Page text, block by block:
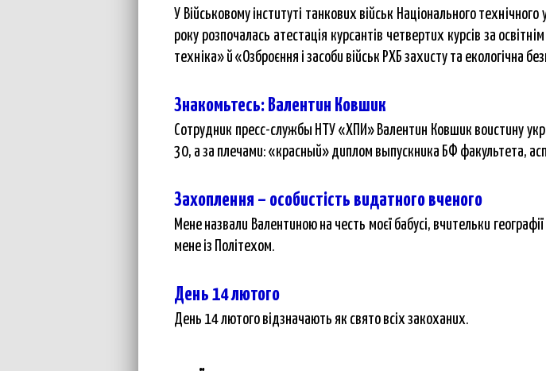
У Військовому інституті танкових військ Національного
року розпочалась атестація курсантів четвертих курсів за
техніка» й «Озброєння і засоби військ РХБ захисту та екологічна
Знакомьтесь: Валентин Ковшик
Сотрудник пресс-службы НТУ «ХПИ» Валентин Ковшик воистину
30, а за плечами: «красный» диплом выпускника БФ факультета,
Захоплення – особистість видатного вченого
Мене назвали Валентиною на честь моєї бабусі, вчительки
мене із Політехом.
День 14 лютого
День 14 лютого відзначають як свято всіх закоханих.